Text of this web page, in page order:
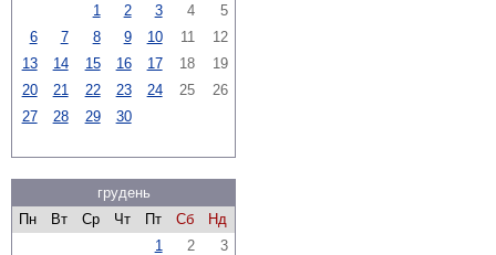
1
2 3 4
5
6
7 8 9 10 11
12
13
14 15 16 17 18
19
20
21 22 23 24 25
26
27
28 29 30
грудень
Пн
Вт Ср Чт Пт Сб
Нд
1
2
3